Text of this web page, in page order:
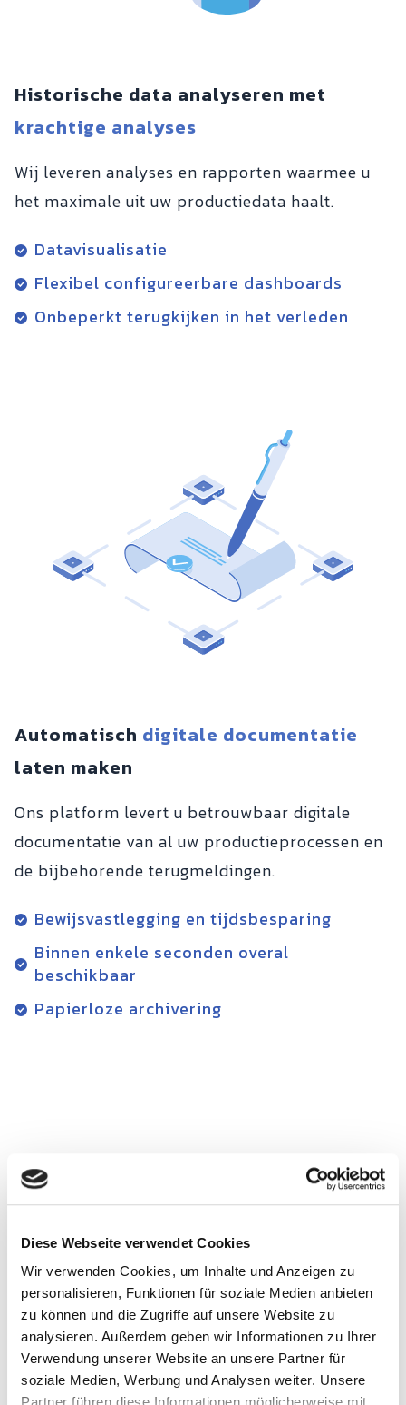
Diese Webseite verwendet Cookies
Wir verwenden Cookies, um Inhalte und Anzeigen zu
personalisieren, Funktionen für soziale Medien anbieten
zu können und die Zugriffe auf unsere Website zu
analysieren. Außerdem geben wir Informationen zu Ihrer
Verwendung unserer Website an unsere Partner für
soziale Medien, Werbung und Analysen weiter. Unsere
Historische data analyseren met
krachtige analyses
Wij leveren analyses en rapporten waarmee u
het maximale uit uw productiedata haalt.
Datavisualisatie
Flexibel configureerbare dashboards
Onbeperkt terugkijken in het verleden
Automatisch digitale documentatie
laten maken
Ons platform levert u betrouwbaar digitale
documentatie van al uw productieprocessen en
de bijbehorende terugmeldingen.
Bewijsvastlegging en tijdsbesparing
Binnen enkele seconden overal
beschikbaar
Papierloze archivering
Onze vele nuttige functies zult u
niet meer willen missen!